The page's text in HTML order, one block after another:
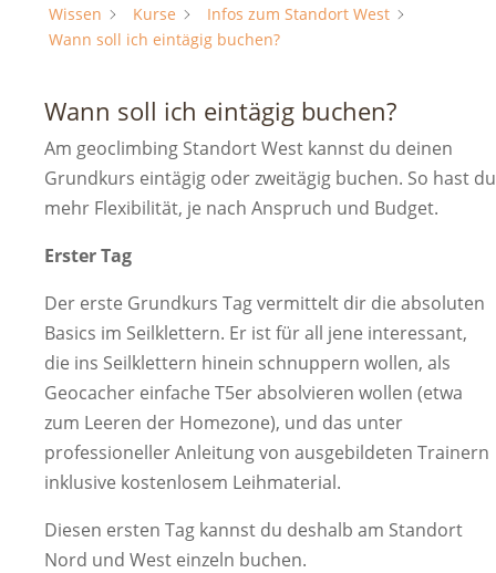
Wissen
Kurse
Infos zum Standort West
Wann soll ich eintägig buchen?
Wann soll ich eintägig buchen?
Am geoclimbing Standort West kannst du deinen
Grundkurs eintägig oder zweitägig buchen. So hast du
mehr Flexibilität, je nach Anspruch und Budget.
Erster Tag
Der erste Grundkurs Tag vermittelt dir die absoluten
Basics im Seilklettern. Er ist für all jene interessant,
die ins Seilklettern hinein schnuppern wollen, als
Geocacher einfache T5er absolvieren wollen (etwa
zum Leeren der Homezone), und das unter
professioneller Anleitung von ausgebildeten Trainern
inklusive kostenlosem Leihmaterial.
Diesen ersten Tag kannst du deshalb am Standort
Nord und West einzeln buchen.